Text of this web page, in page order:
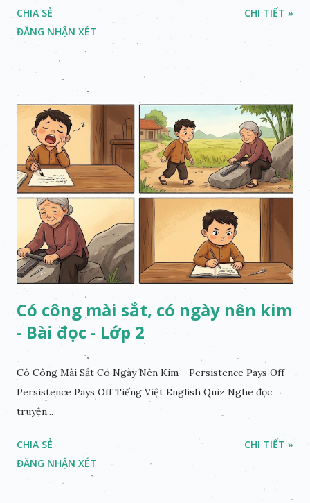
CHIA SẺ
ĐĂNG NHẬN XÉT
CHI TIẾT »
Có công mài sắt, có ngày nên kim
- Bài đọc - Lớp 2
Có Công Mài Sắt Có Ngày Nên Kim - Persistence Pays Off
Persistence Pays Off Tiếng Việt English Quiz Nghe đọc
truyện...
CHIA SẺ
ĐĂNG NHẬN XÉT
CHI TIẾT »